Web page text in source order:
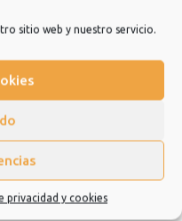
sitio web y nuestro servicio.
privacidad y cookies
ayudarle a elegir sus
ceremonia o evento que
elegido nuestra